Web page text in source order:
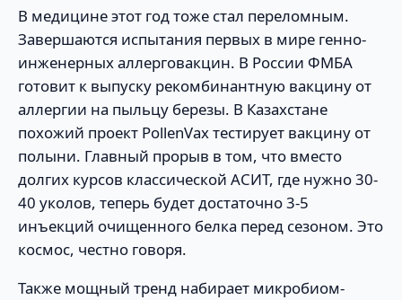
В медицине этот год тоже стал переломным.
Завершаются испытания первых в мире генно-
инженерных аллерговакцин. В России ФМБА
готовит к выпуску рекомбинантную вакцину от
аллергии на пыльцу березы. В Казахстане
похожий проект PollenVax тестирует вакцину от
полыни. Главный прорыв в том, что вместо
долгих курсов классической АСИТ, где нужно 30-
40 уколов, теперь будет достаточно 3-5
инъекций очищенного белка перед сезоном. Это
космос, честно говоря.
Также мощный тренд набирает микробиом-